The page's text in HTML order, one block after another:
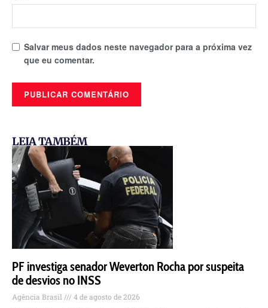
Salvar meus dados neste navegador para a próxima vez
que eu comentar.
LEIA TAMBÉM
PF investiga senador Weverton Rocha por suspeita
de desvios no INSS
Agência Brasil 4 de agosto de 2026